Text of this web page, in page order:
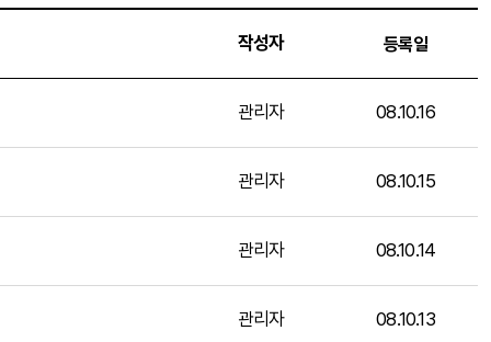
작성자 등록일
관리자 08.10.16
관리자 08.10.15
관리자 08.10.14
관리자 08.10.13